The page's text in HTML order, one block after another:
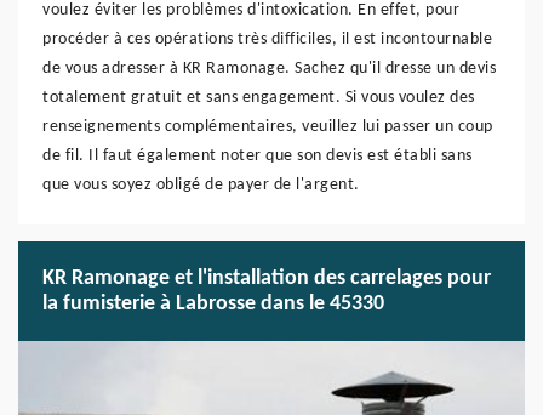
voulez éviter les problèmes d'intoxication. En effet, pour
procéder à ces opérations très difficiles, il est incontournable
de vous adresser à KR Ramonage. Sachez qu'il dresse un devis
totalement gratuit et sans engagement. Si vous voulez des
renseignements complémentaires, veuillez lui passer un coup
de fil. Il faut également noter que son devis est établi sans
que vous soyez obligé de payer de l'argent.
KR Ramonage et l'installation des carrelages pour
la fumisterie à Labrosse dans le 45330